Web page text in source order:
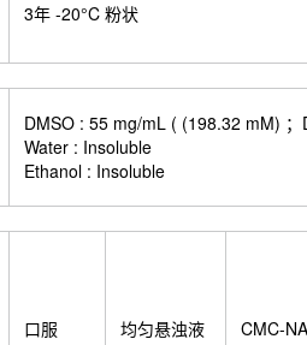
3年 -20°C 粉状
DMSO : 55 mg/mL ( (198.32 mM)
Water : Insoluble
Ethanol : Insoluble
口服 均匀悬浊液 CMC-NA